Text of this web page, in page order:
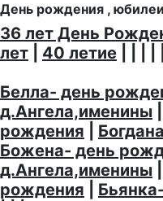
День рождения ,
36 лет День
лет
40 летие
Белла- день
д.Ангела,именины
рождения
Божена- день
д.Ангела,именины
рождения